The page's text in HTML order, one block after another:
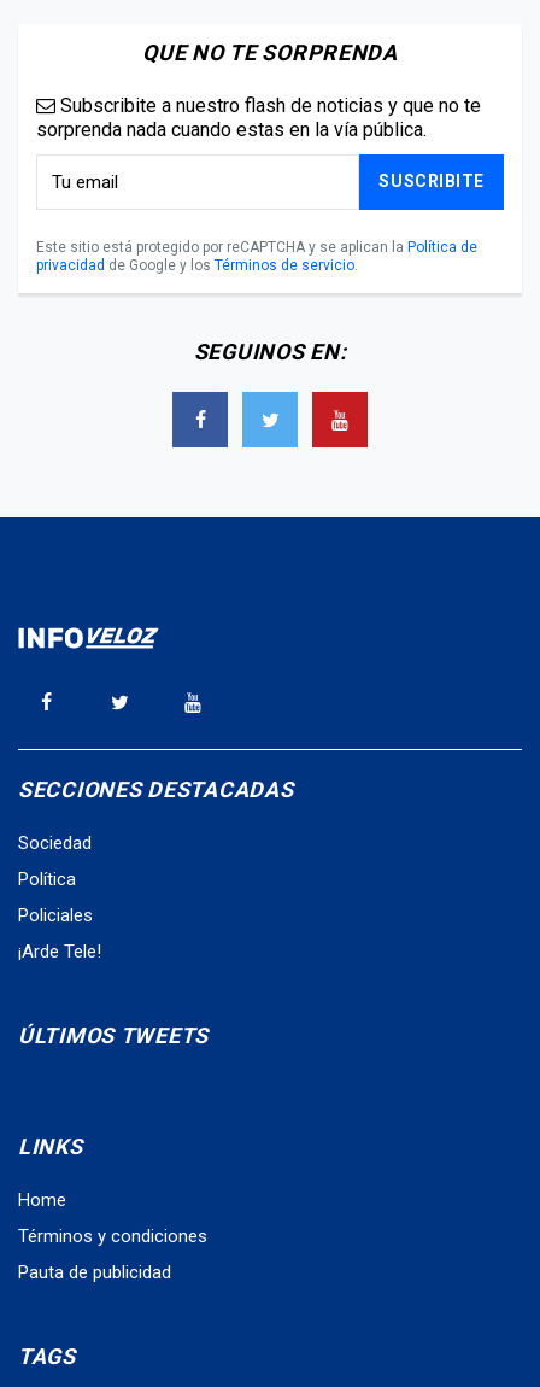
QUE NO TE SORPRENDA
Subscribite a nuestro flash de noticias y que no te
sorprenda nada cuando estas en la vía pública.
SUSCRIBITE
Este sitio está protegido por reCAPTCHA y se aplican la Política de
privacidad de Google y los Términos de servicio.
SEGUINOS EN:
SECCIONES DESTACADAS
Sociedad
Política
Policiales
¡Arde Tele!
ÚLTIMOS TWEETS
LINKS
Home
Términos y condiciones
Pauta de publicidad
TAGS